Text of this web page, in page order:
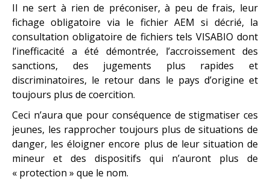
Il ne sert à rien de préconiser, à peu de frais, leur
fichage obligatoire via le fichier AEM si décrié, la
consultation obligatoire de fichiers tels VISABIO dont
l’inefficacité a été démontrée, l’accroissement des
sanctions, des jugements plus rapides et
discriminatoires, le retour dans le pays d’origine et
toujours plus de coercition.
Ceci n’aura que pour conséquence de stigmatiser ces
jeunes, les rapprocher toujours plus de situations de
danger, les éloigner encore plus de leur situation de
mineur et des dispositifs qui n’auront plus de
« protection » que le nom.